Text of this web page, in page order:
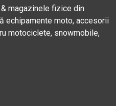
magazinele fizice din
echipamente moto, accesorii
motociclete, snowmobile,